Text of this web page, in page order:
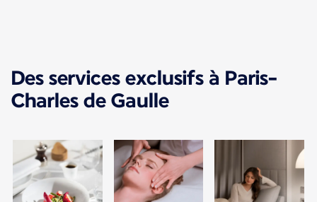
Des services exclusifs à Paris-
Charles de Gaulle